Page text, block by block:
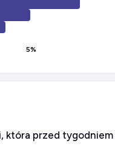
5%
która przed